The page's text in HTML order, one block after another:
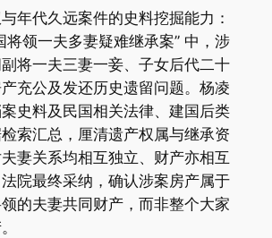
年代久远案件的史料挖掘能力：
将领一夫多妻疑难继承案” 中，涉
将一夫三妻一妾、子女后代二十
充公及发还历史遗留问题。杨凌
史料及民国相关法律、建国后类
索汇总，厘清遗产权属与继承资
妻关系均相互独立、财产亦相互
院最终采纳，确认涉案房产属于
的夫妻共同财产，而非整个大家